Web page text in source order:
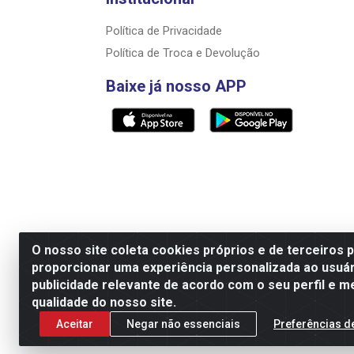
O nosso site coleta cookies próprios e de terceiros
proporcionar uma experiência personalizada ao
publicidade relevante de acordo com o seu perfil e
qualidade do nosso site.
Aceitar Negar não essenciais Preferências
Política de Privacidade
Política de Troca e Devolução
Baixe já nosso APP
Razão Social: Rally motos distribuidora,